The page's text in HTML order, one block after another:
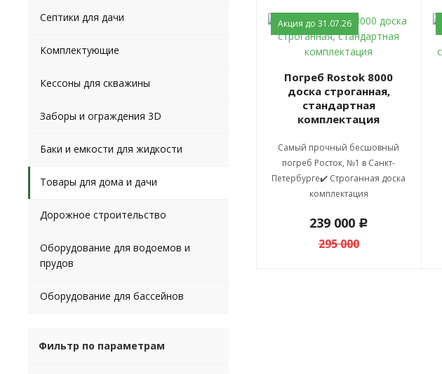
Септики для дачи
Комплектующие
Кессоны для скважины
Заборы и ограждения 3D
Баки и емкости для жидкости
Товары для дома и дачи
Дорожное строительство
Оборудование для водоемов и
прудов
Оборудование для бассейнов
Фильтр по параметрам
Акция до 31.07.26
Погреб Rostok 8000
доска строганная,
стандартная
комплектация
Самый прочный бесшовный
погреб Росток, №1 в Санкт-
Петербурге✔️ Строганная доска
комплектация
239 000 c
295 000